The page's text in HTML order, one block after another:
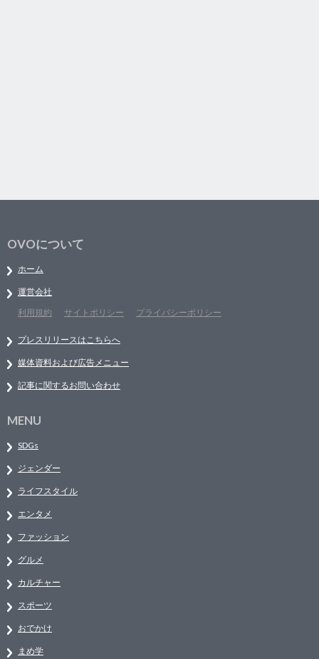
OVOについて
ホーム
運営会社
利用規約
サイトポリシー プライバシーポリシー
プレスリリースはこちらへ
媒体資料および広告メニュー
記事に関するお問い合わせ
MENU
SDGs
ジェンダー
ライフスタイル
エンタメ
ファッション
グルメ
カルチャー
スポーツ
おでかけ
まめ学